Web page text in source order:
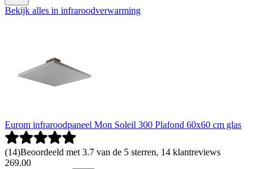
Bekijk alles in infraroodverwarming
Eurom infraroodpaneel Mon Soleil 300 Plafond 60x60 cm glas
(14)Beoordeeld met 3.7 van de 5 sterren, 14 klantreviews
269.00